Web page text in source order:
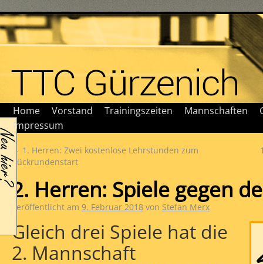
Home Vorstand Trainingszeiten Mannschaften
Impressum
← 1. Herren: Zwei kostenlose Lehrstunden zum
Rückrundenstart
2. Herren: Spiele gegen
Veröffentlicht am 9. Februar 2018 von Stefan Merx
Gleich drei Spiele hat die
2. Mannschaft